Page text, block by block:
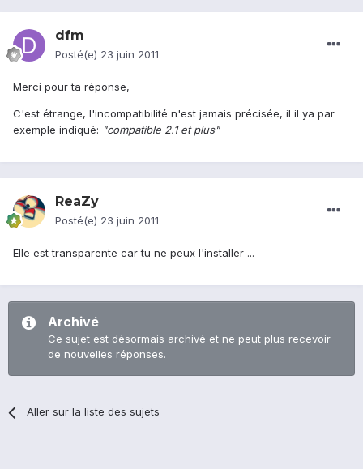
dfm
Posté(e) 23 juin 2011
Merci pour ta réponse,
C'est étrange, l'incompatibilité n'est jamais précisée, il il ya par
exemple indiqué: "compatible 2.1 et plus"
ReaZy
Posté(e) 23 juin 2011
Elle est transparente car tu ne peux l'installer ...
Archivé
Ce sujet est désormais archivé et ne peut plus recevoir
de nouvelles réponses.
Aller sur la liste des sujets